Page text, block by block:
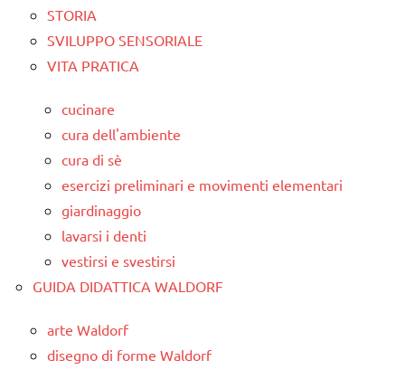
STORIA
SVILUPPO SENSORIALE
VITA PRATICA
cucinare
cura dell'ambiente
cura di sè
esercizi preliminari e movimenti elementari
giardinaggio
lavarsi i denti
vestirsi e svestirsi
GUIDA DIDATTICA WALDORF
arte Waldorf
disegno di forme Waldorf